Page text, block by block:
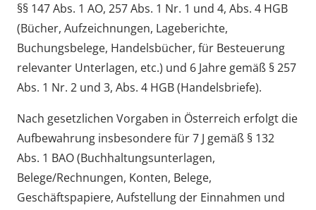
§§ 147 Abs. 1 AO, 257 Abs. 1 Nr. 1 und 4, Abs. 4 HGB
(Bücher, Aufzeichnungen, Lageberichte,
Buchungsbelege, Handelsbücher, für Besteuerung
relevanter Unterlagen, etc.) und 6 Jahre gemäß § 257
Abs. 1 Nr. 2 und 3, Abs. 4 HGB (Handelsbriefe).
Nach gesetzlichen Vorgaben in Österreich erfolgt die
Aufbewahrung insbesondere für 7 J gemäß § 132
Abs. 1 BAO (Buchhaltungsunterlagen,
Belege/Rechnungen, Konten, Belege,
Geschäftspapiere, Aufstellung der Einnahmen und